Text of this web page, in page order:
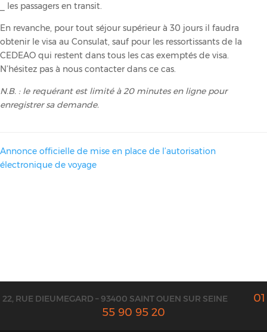
_ les passagers en transit.
En revanche, pour tout séjour supérieur à 30 jours il faudra
obtenir le visa au Consulat, sauf pour les ressortissants de la
CEDEAO qui restent dans tous les cas exemptés de visa.
N’hésitez pas à nous contacter dans ce cas.
N.B. : le requérant est limité à 20 minutes en ligne pour
enregistrer sa demande.
Annonce officielle de mise en place de l’autorisation
électronique de voyage
22, RUE DIEUMEGARD – 93400 SAINT OUEN SUR SEINE
01
55 90 95 20